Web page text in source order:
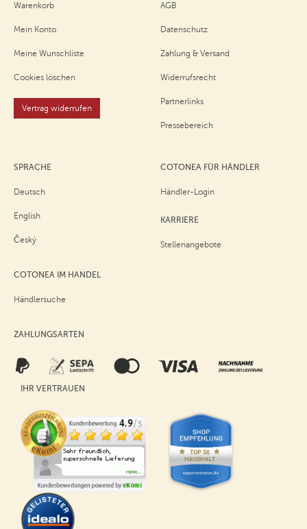
Warenkorb
Mein Konto
Meine Wunschliste
Cookies löschen
Vertrag widerrufen
AGB
Datenschutz
Zahlung & Versand
Widerrufsrecht
Partnerlinks
Pressebereich
SPRACHE
Deutsch
English
Český
COTONEA IM HANDEL
Händlersuche
COTONEA FÜR HÄNDLER
Händler-Login
KARRIERE
Stellenangebote
ZAHLUNGSARTEN
IHR VERTRAUEN